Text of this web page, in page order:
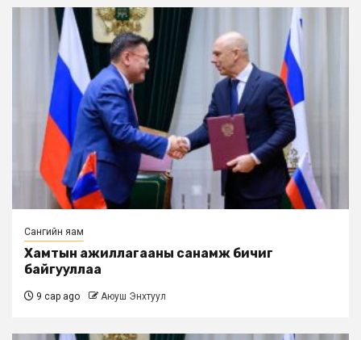
Сангийн яам
Хамтын ажиллагааны санамж бичиг
байгууллаа
9 сар ago Аюуш Энхтуул